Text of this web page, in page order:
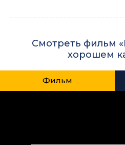
Смотреть фильм
хорошем
Фильм